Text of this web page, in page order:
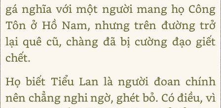
gá nghĩa với một người mang họ Công
Tôn ở Hồ Nam, nhưng trên đường trở
lại quê cũ, chàng đã bị cường đạo giết
chết.
Họ biết Tiểu Lan là người đoan chính
nên chẳng nghi ngờ, ghét bỏ. Có điều, vì